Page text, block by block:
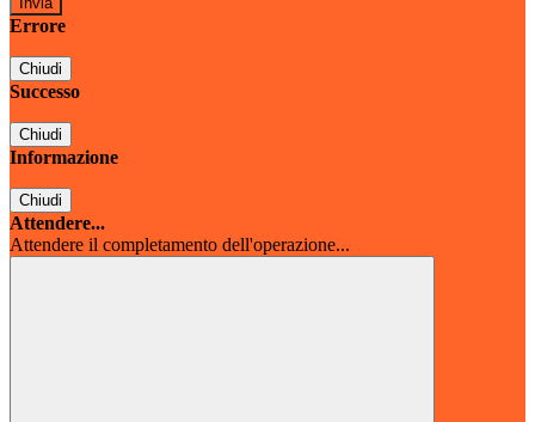
Errore
Chiudi
Successo
Chiudi
Informazione
Chiudi
Attendere...
Attendere il completamento dell'operazione...